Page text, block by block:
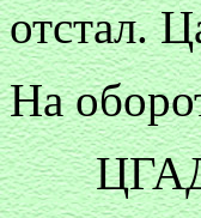
отстал.
На